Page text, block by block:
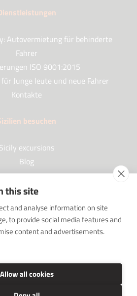
this site
and analyse information on site
to provide social media features and
content and advertisements.
Allow all cookies
Autovermietung für behinderte
Fahrer
ISO 9001:2015
Junge leute und neue Fahrer
Kontakte
besuchen
Sicily excursions
Blog
Partner
Our Partners
Imprenditore non sei solo